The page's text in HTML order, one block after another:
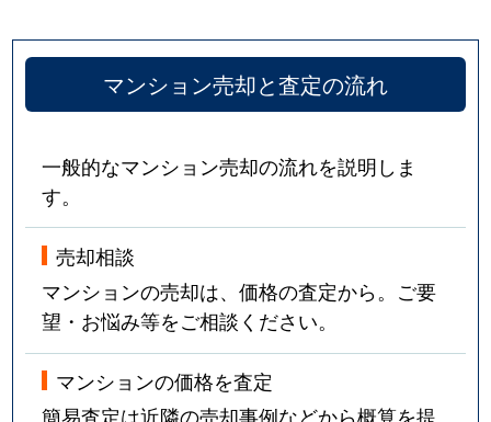
マンション売却と査定の流れ
一般的なマンション売却の流れを説明しま
す。
売却相談
マンションの売却は、価格の査定から。ご要
望・お悩み等をご相談ください。
マンションの価格を査定
簡易査定は近隣の売却事例などから概算を提